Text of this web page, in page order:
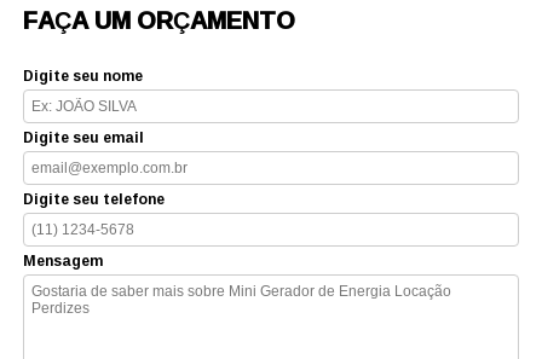
FAÇA UM ORÇAMENTO
Digite seu nome
Digite seu email
Digite seu telefone
Mensagem